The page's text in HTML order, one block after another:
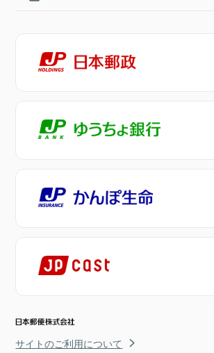
サイトのご利用について